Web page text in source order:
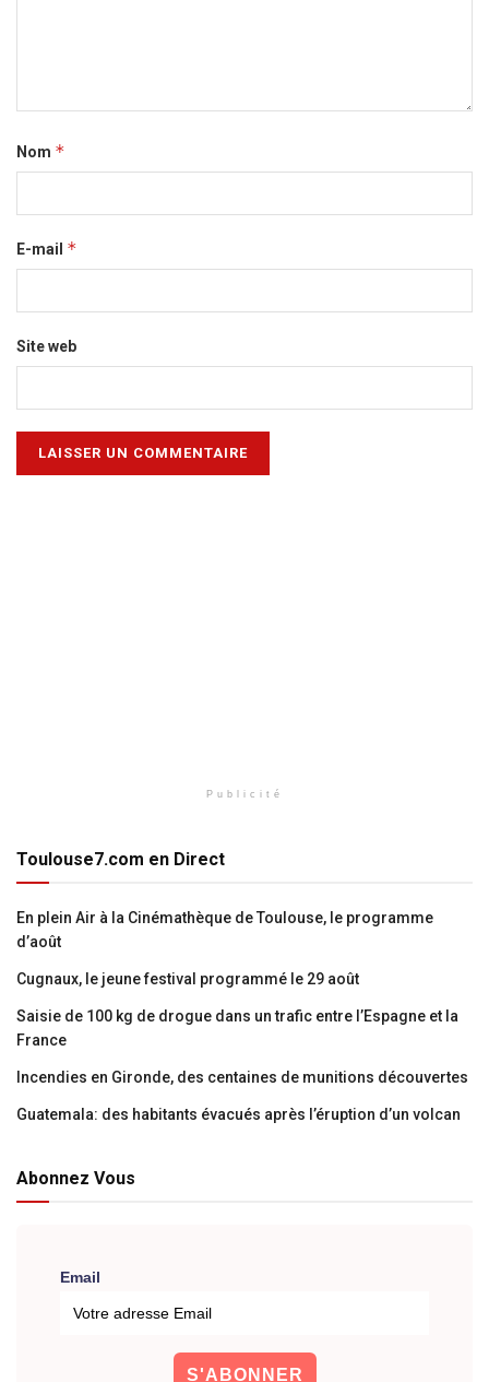
Nom *
E-mail *
Site web
Publicité
Toulouse7.com en Direct
En plein Air à la Cinémathèque de Toulouse, le programme
d’août
Cugnaux, le jeune festival programmé le 29 août
Saisie de 100 kg de drogue dans un trafic entre l’Espagne et la
France
Incendies en Gironde, des centaines de munitions découvertes
Guatemala: des habitants évacués après l’éruption d’un volcan
Abonnez Vous
Email